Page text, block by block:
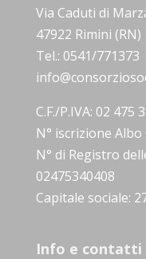
Via Caduti di
47922 Rimini (RN)
Tel.: 0541/771373
C.F./P.IVA: 02 475
N° iscrizione
N° di Registro
02475340408
Capitale sociale:
Info e contatti